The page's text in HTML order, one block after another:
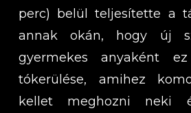
perc) belül teljesítette a
annak okán, hogy új
gyermekes anyaként
tókerülése, amihez
kellet meghozni neki